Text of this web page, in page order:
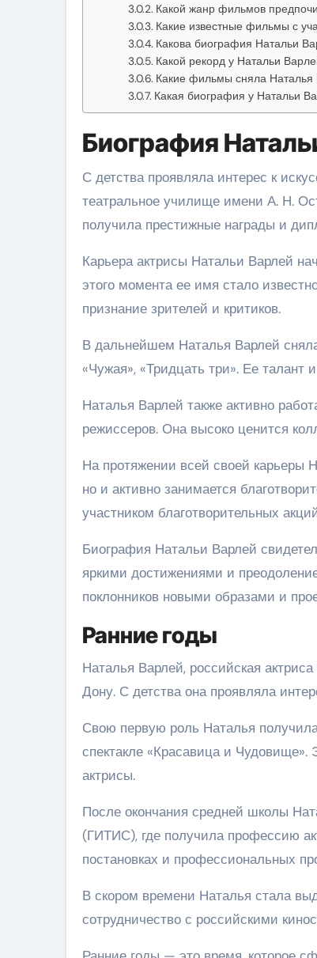
Какой жанр фильмов
Какие известные фильмы с
Какова биография Натальи
Какой рекорд у Натальи
Какие фильмы сняла Наталья
Какая биография у Натальи
Биография
С детства проявляла интерес к
театральное училище имени А. Н.
получила престижные награды и
Карьера актрисы Натальи Варлей
этого момента ее имя стало
признание зрителей и критиков.
В дальнейшем Наталья Варлей
«Чужая», «Тридцать три». Ее
Наталья Варлей также активно
режиссеров. Она высоко ценится
На протяжении всей своей карьеры
но и активно занимается
участником благотворительных
Биография Натальи Варлей
яркими достижениями и
поклонников новыми образами и
Ранние годы
Наталья Варлей, российская
Дону. С детства она проявляла
Свою первую роль Наталья
спектакле «Красавица и
актрисы.
После окончания средней школы
(ГИТИС), где получила профессию
постановках и профессиональных
В скором времени Наталья стала
сотрудничество с российскими